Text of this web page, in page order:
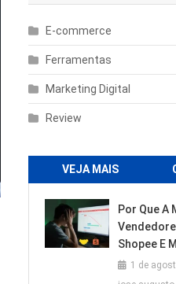
E-commerce
Ferramentas
Marketing Digital
Review
VEJA MAIS
Por Que A
Shopee E
1 de